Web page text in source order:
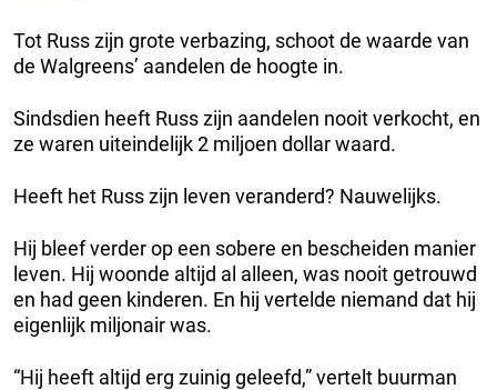
Tot Russ zijn grote verbazing, schoot de waarde van
de Walgreens’ aandelen de hoogte in.
Sindsdien heeft Russ zijn aandelen nooit verkocht, en
ze waren uiteindelijk 2 miljoen dollar waard.
Heeft het Russ zijn leven veranderd? Nauwelijks.
Hij bleef verder op een sobere en bescheiden manier
leven. Hij woonde altijd al alleen, was nooit getrouwd
en had geen kinderen. En hij vertelde niemand dat hij
eigenlijk miljonair was.
“Hij heeft altijd erg zuinig geleefd,” vertelt buurman